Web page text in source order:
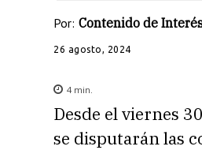
Por: Contenido de
26 agosto, 2024
4 min.
Desde el viernes
se disputarán las